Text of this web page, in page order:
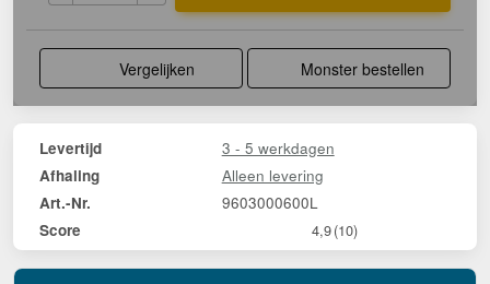
Vergelijken Monster bestellen
Levertijd 3 - 5 werkdagen
Afhaling Alleen levering
Art.-Nr. 9603000600L
Score 4,9(10)